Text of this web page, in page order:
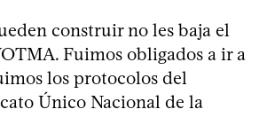
construir no les baja el
Fuimos obligados a ir a
los protocolos del
Único Nacional de la